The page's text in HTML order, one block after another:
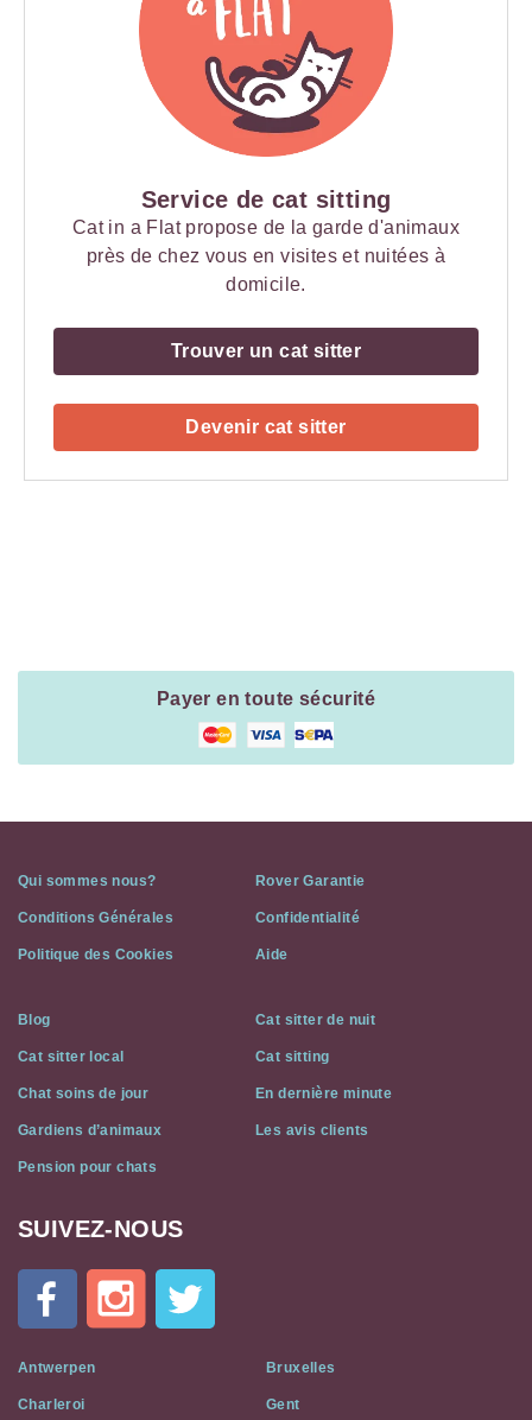
Service de cat sitting
Cat in a Flat propose de la garde d'animaux
près de chez vous en visites et nuitées à
domicile.
Trouver un cat sitter
Devenir cat sitter
Payer en toute sécurité
Qui sommes nous? Rover Garantie
Conditions Générales Confidentialité
Politique des Cookies Aide
Blog Cat sitter de nuit
Cat sitter local Cat sitting
Chat soins de jour En dernière minute
Gardiens d’animaux Les avis clients
Pension pour chats
Cat
Flat
Social
Media
SUIVEZ-NOUS
Antwerpen Bruxelles
Charleroi Gent